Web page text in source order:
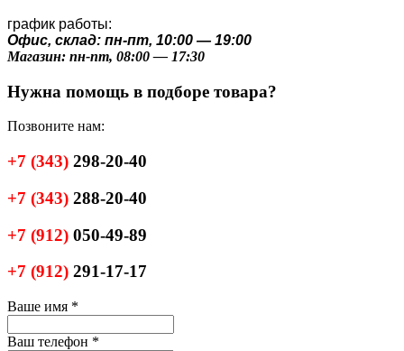
график работы:
Офис, склад: пн-пт, 10:00 — 19:00
Магазин: пн-пт, 08:00 — 17:30
Нужна помощь в подборе товара?
Позвоните нам:
+7 (343) 298-20-40
+7 (343) 288-20-40
+7 (912) 050-49-89
+7 (912) 291-17-17
Ваше имя *
Ваш телефон *